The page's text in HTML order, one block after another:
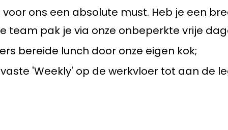
ons een absolute must. Heb je een
team pak je via onze onbeperkte vrije
bereide lunch door onze eigen kok;
'Weekly' op de werkvloer tot aan de